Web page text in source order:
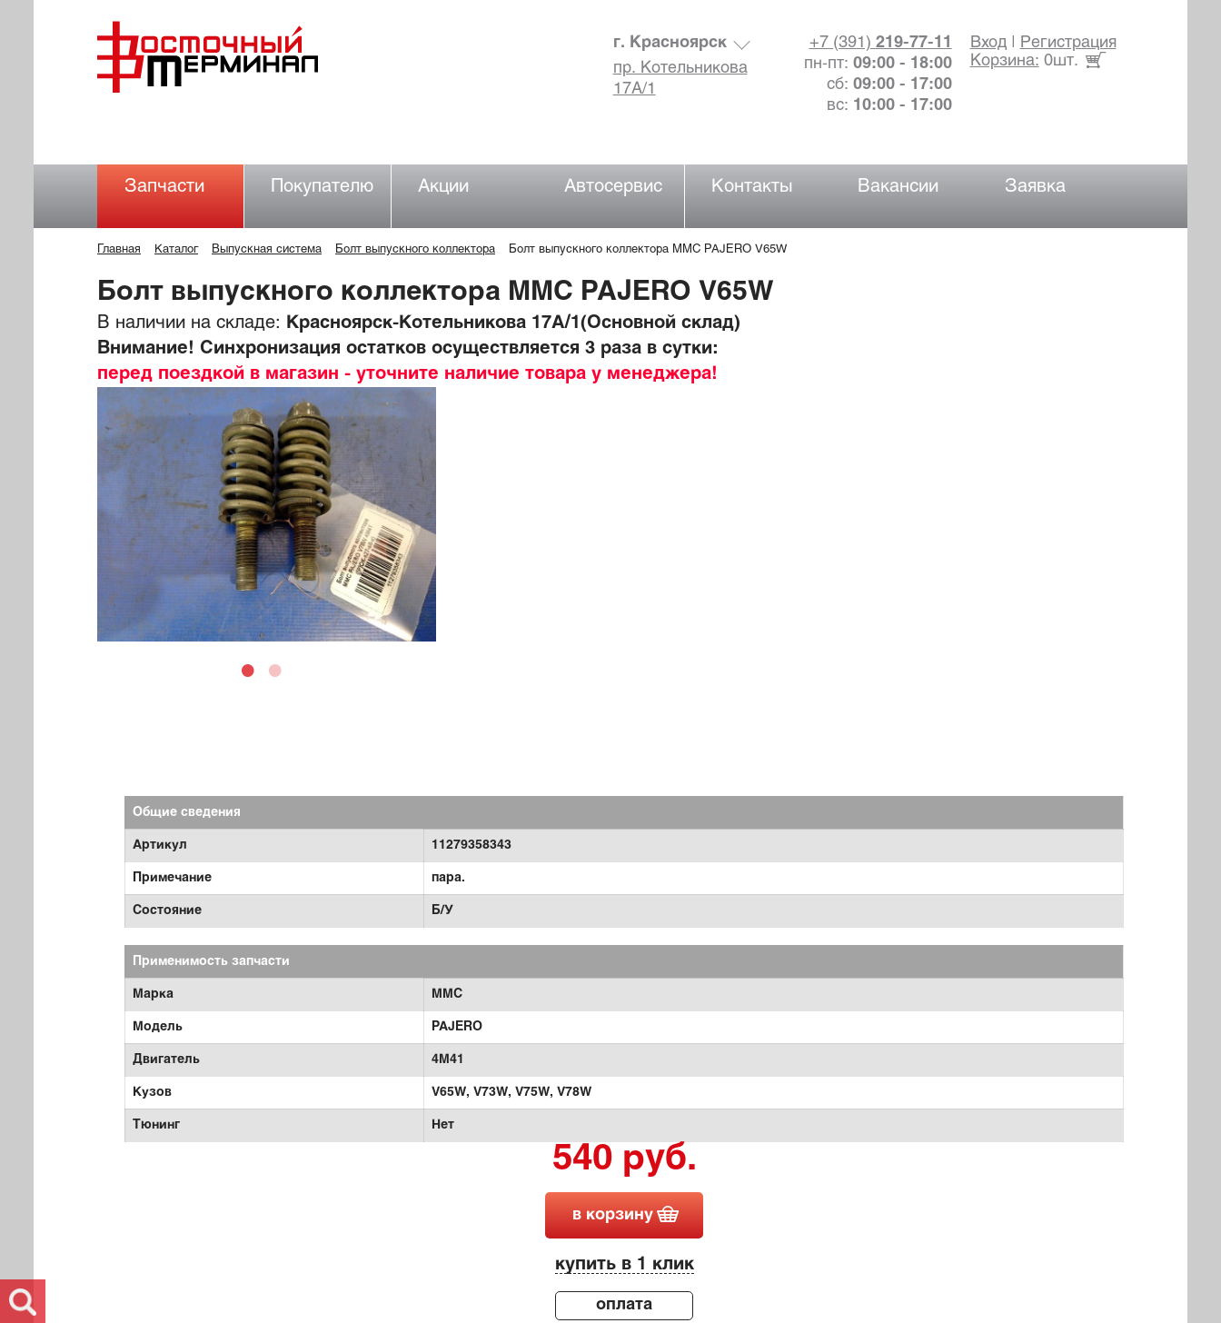
Вход|
Регистрация
Корзина: 0шт.
+7 (391) 219-77-11
пн-пт: 09:00 - 18:00
сб: 09:00 - 17:00
вс: 10:00 - 17:00
г. Красноярск
пр. Котельникова
17А/1
Запчасти Покупателю Акции Автосервис Контакты Вакансии Заявка
Главная Каталог Выпускная система Болт выпускного коллектора Болт выпускного коллектора MMC PAJERO V65W
Болт выпускного коллектора MMC PAJERO V65W
В наличии на складе:
Красноярск-Котельникова 17А/1(Основной склад)
Внимание! Синхронизация остатков осуществляется 3 раза в сутки:
перед поездкой в магазин - уточните наличие товара у менеджера!
Общие сведения
Артикул 11279358343
Примечание пара.
Состояние Б/У
Применимость запчасти
Марка MMC
Модель PAJERO
Двигатель 4M41
Кузов V65W, V73W, V75W, V78W
Тюнинг Нет
540 руб.
в корзину
купить в 1 клик
оплата